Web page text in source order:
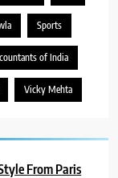
Sports
of India
Vicky Mehta
From Paris